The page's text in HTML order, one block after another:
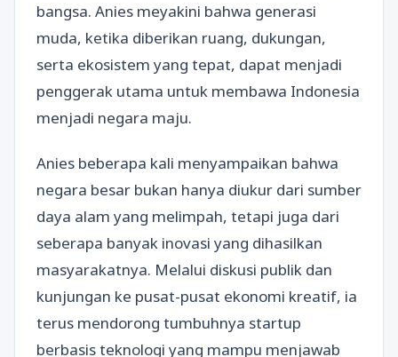
bangsa. Anies meyakini bahwa generasi
muda, ketika diberikan ruang, dukungan,
serta ekosistem yang tepat, dapat menjadi
penggerak utama untuk membawa Indonesia
menjadi negara maju.
Anies beberapa kali menyampaikan bahwa
negara besar bukan hanya diukur dari sumber
daya alam yang melimpah, tetapi juga dari
seberapa banyak inovasi yang dihasilkan
masyarakatnya. Melalui diskusi publik dan
kunjungan ke pusat-pusat ekonomi kreatif, ia
terus mendorong tumbuhnya startup
berbasis teknologi yang mampu menjawab